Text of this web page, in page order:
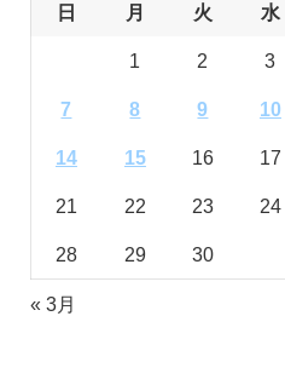
日 月 火 水
1 2 3
7 8 9 10
14 15 16 17
21 22 23 24
28 29 30
« 3月